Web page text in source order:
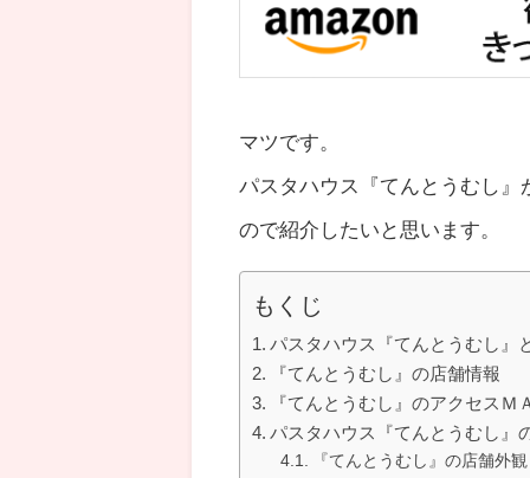
マツです。
パスタハウス『てんとうむし
ので紹介したいと思います。
もくじ
パスタハウス『てんとうむし』
『てんとうむし』の店舗情報
『てんとうむし』のアクセスＭ
パスタハウス『てんとうむし』
『てんとうむし』の店舗外観